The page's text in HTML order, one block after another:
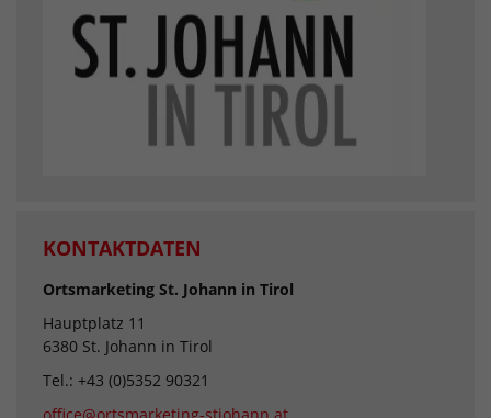
KONTAKTDATEN
Ortsmarketing St. Johann in Tirol
Hauptplatz 11
6380 St. Johann in Tirol
Tel.: +43 (0)5352 90321